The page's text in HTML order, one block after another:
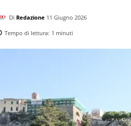
Di Redazione 11 Giugno 2026
Tempo di lettura: 1 minuti